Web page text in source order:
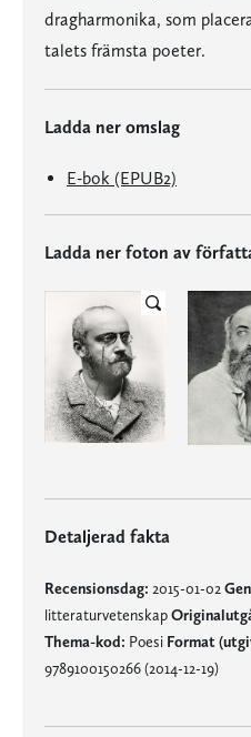
dragharmonika, som
talets främsta poeter.
Ladda ner omslag
E-bok (EPUB2)
Ladda ner foton av
Detaljerad fakta
Recensionsdag: 2015-01-02
litteraturvetenskap
Thema-kod: Poesi Format
9789100150266 (2014-12-19)